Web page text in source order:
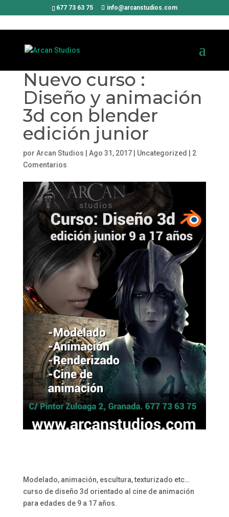
677 73 63 75 info@arcanstudios.com
Nuevo curso :
Diseño y animación
3d con blender
edición junior
por Arcan Studios Ago 31, 2017| Uncategorized
2
Comentarios
Modelado, animación, escultura, texturizado etc…
curso de diseño 3d orientado al cine de animación
para edades de 9 a 17 años.